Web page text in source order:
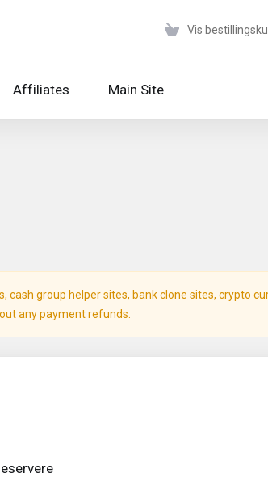
Vis
Affiliates Main Site
cash group helper sites, bank clone sites, crypto
any payment refunds.